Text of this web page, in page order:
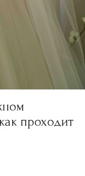
проходит